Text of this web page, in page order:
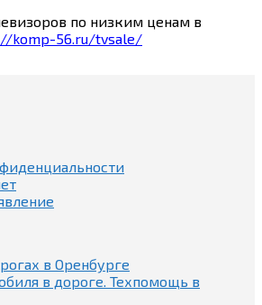
по низким ценам в
komp-56.ru/tvsale/
в Оренбурге
в дороге. Техпомощь в